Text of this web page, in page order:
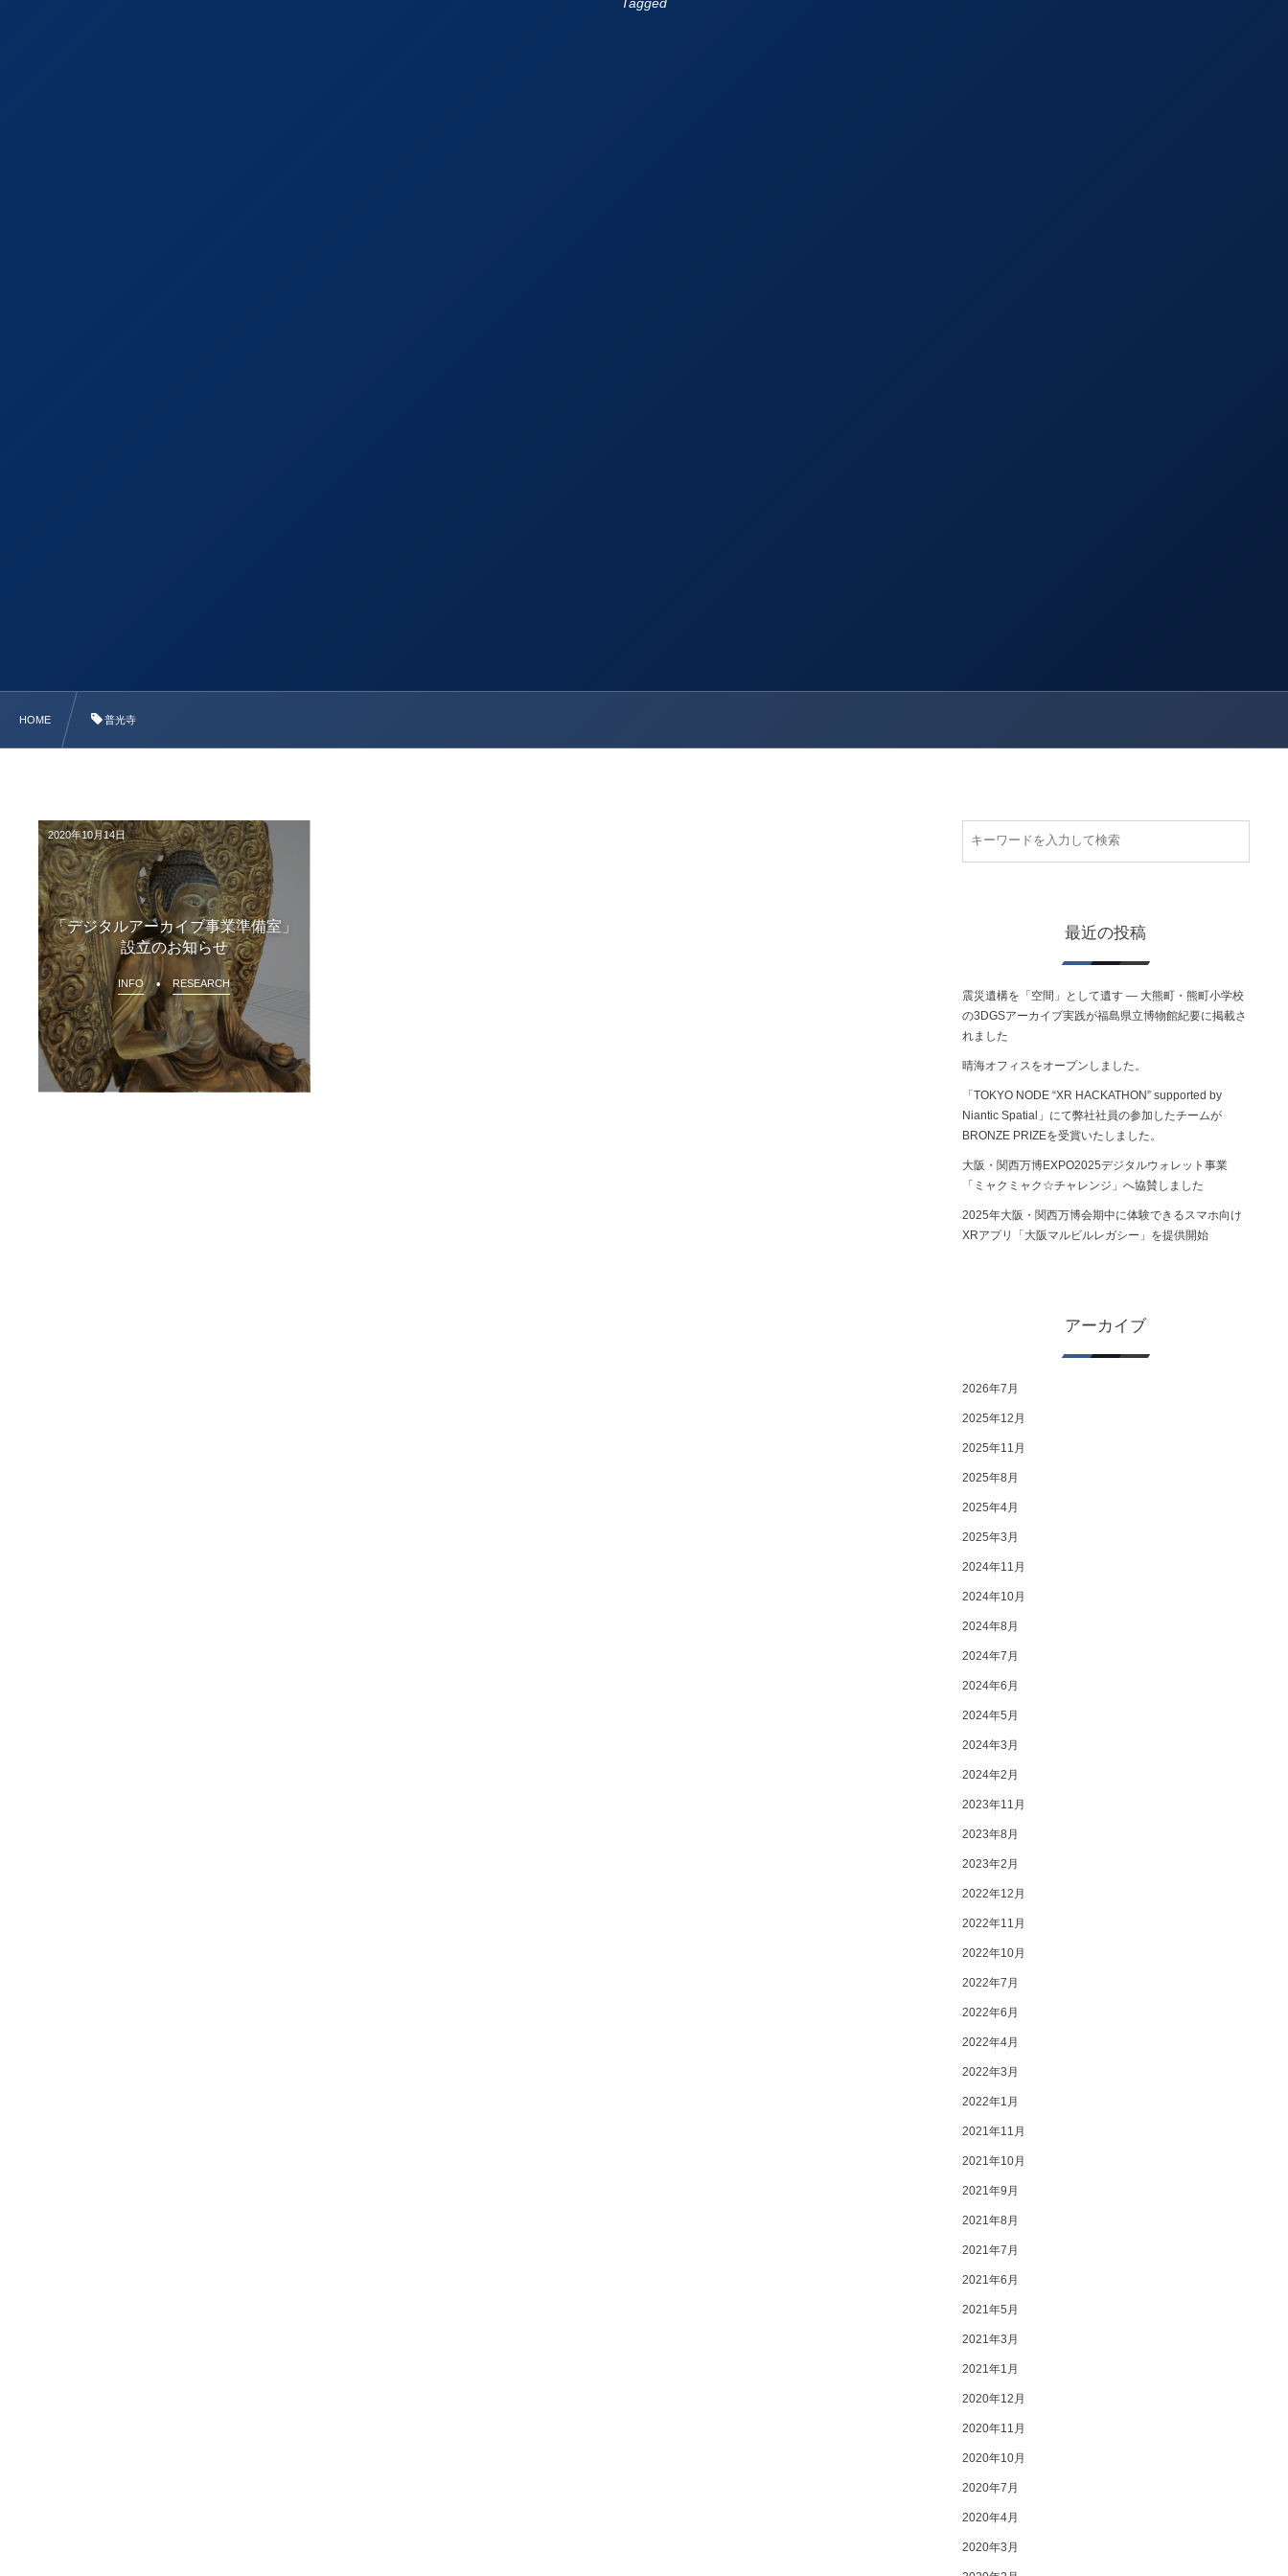
HOME 普光寺
2020年10月14日
「デジタルアーカイブ事業準備室」
設立のお知らせ
INFO RESEARCH
最近の投稿
震災遺構を「空間」として遺す ― 大熊町・熊町小学校
の3DGSアーカイブ実践が福島県立博物館紀要に掲載さ
れました
晴海オフィスをオープンしました。
「TOKYO NODE “XR HACKATHON” supported by
Niantic Spatial」にて弊社社員の参加したチームが
BRONZE PRIZEを受賞いたしました。
大阪・関西万博EXPO2025デジタルウォレット事業
「ミャクミャク☆チャレンジ」へ協賛しました
2025年大阪・関西万博会期中に体験できるスマホ向け
XRアプリ「大阪マルビルレガシー」を提供開始
アーカイブ
2026年7月
2025年12月
2025年11月
2025年8月
2025年4月
2025年3月
2024年11月
2024年10月
2024年8月
2024年7月
2024年6月
2024年5月
2024年3月
2024年2月
2023年11月
2023年8月
2023年2月
2022年12月
2022年11月
2022年10月
2022年7月
2022年6月
2022年4月
2022年3月
2022年1月
2021年11月
2021年10月
2021年9月
2021年8月
2021年7月
2021年6月
2021年5月
2021年3月
2021年1月
2020年12月
2020年11月
2020年10月
2020年7月
2020年4月
2020年3月